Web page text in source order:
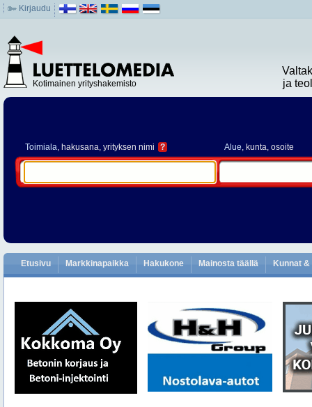
Kirjaudu
Kotimainen yrityshakemisto
ja
Toimiala, hakusana, yrityksen nimi ? Alue, kunta, osoite
Etusivu Markkinapaikka Hakukone Mainosta täällä Kunnat